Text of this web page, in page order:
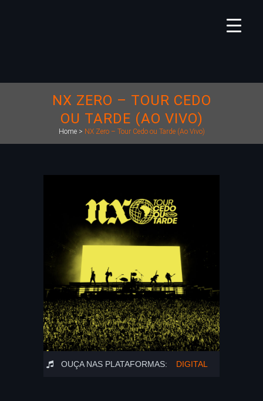
NX ZERO – TOUR CEDO
OU TARDE (AO VIVO)
Home> NX Zero – Tour Cedo ou Tarde (Ao Vivo)
OUÇA NAS PLATAFORMAS: DIGITAL